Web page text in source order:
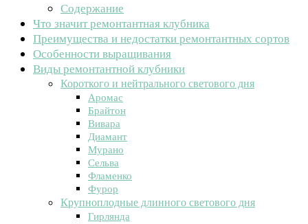
Содержание
Что значит ремонтантная клубника
Преимущества и недостатки ремонтантных сортов
Особенности выращивания
Виды ремонтантной клубники
Короткого и нейтрального светового дня
Аромас
Брайтон
Вивара
Диамант
Мурано
Сельва
Фламенко
Фурор
Крупноплодные длинного светового дня
Гирлянда